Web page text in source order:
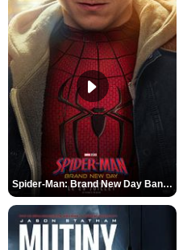
Spider-Man: Brand New Day Bande-annonce VO STFR